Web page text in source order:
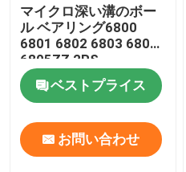
マイクロ深い溝のボー
ル ベアリング6800
6801 6802 6803 6804
6805ZZ 2RS
ベストプライス
お問い合わせ